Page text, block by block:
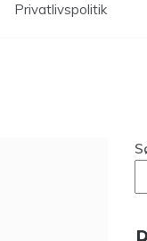
Privatlivspolitik